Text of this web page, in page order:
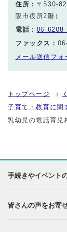
住所： 〒530-
阪市役所2階）
電話： 06-
ファックス：
メール送信フォ
トップページ
子育て・教育に関
乳幼児の電話育児
手続きやイベント
皆さんの声をお寄